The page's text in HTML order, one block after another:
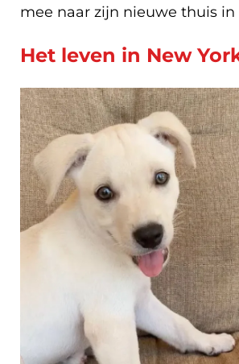
mee naar zijn nieuwe thuis in
Het leven in New